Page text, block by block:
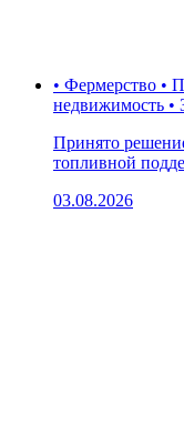
• Фермерство •
недвижимость •
Принято
топливной
03.08.2026